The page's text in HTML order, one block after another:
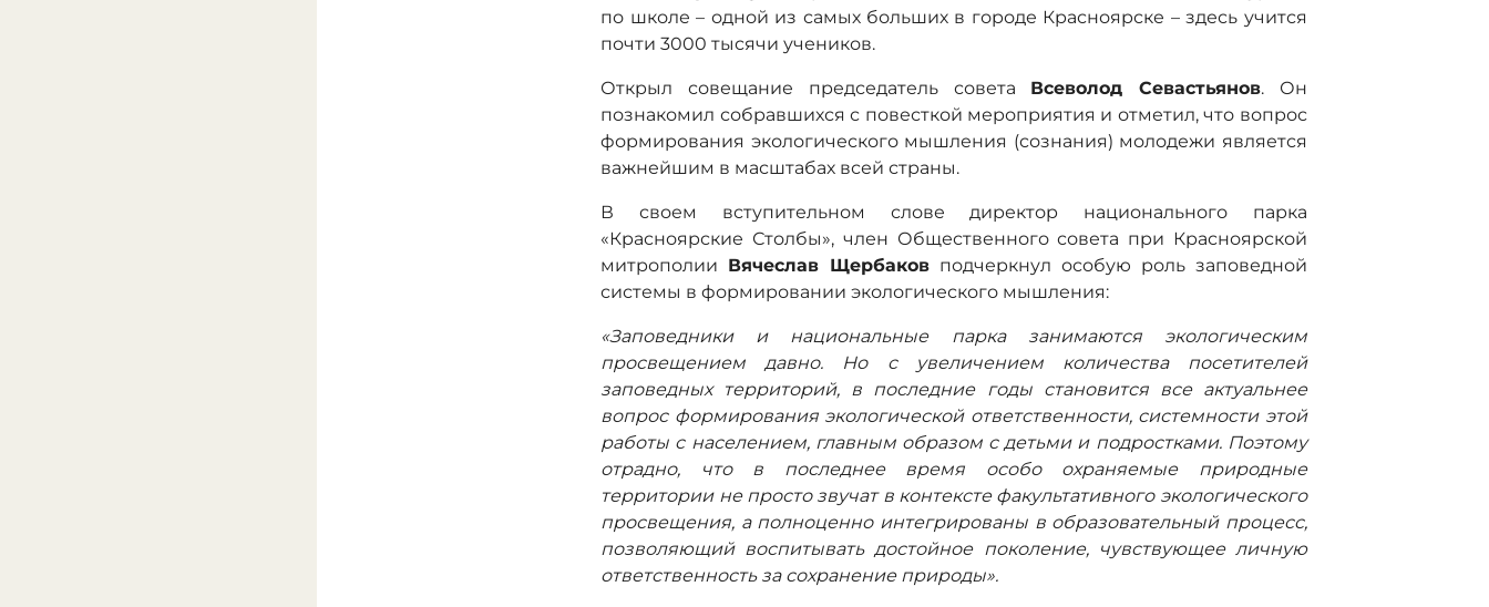
по школе – одной из самых больших в городе Красноярске – здесь учится
почти 3000 тысячи учеников.
Открыл совещание председатель совета Всеволод Севастьянов. Он
познакомил собравшихся с повесткой мероприятия и отметил, что вопрос
формирования экологического мышления (сознания) молодежи является
важнейшим в масштабах всей страны.
В своем вступительном слове директор национального парка
«Красноярские Столбы», член Общественного совета при Красноярской
митрополии Вячеслав Щербаков подчеркнул особую роль заповедной
системы в формировании экологического мышления:
«Заповедники и национальные парка занимаются экологическим
просвещением давно. Но с увеличением количества посетителей
заповедных территорий, в последние годы становится все актуальнее
вопрос формирования экологической ответственности, системности этой
работы с населением, главным образом с детьми и подростками. Поэтому
отрадно, что в последнее время особо охраняемые природные
территории не просто звучат в контексте факультативного экологического
просвещения, а полноценно интегрированы в образовательный процесс,
позволяющий воспитывать достойное поколение, чувствующее личную
ответственность за сохранение природы».